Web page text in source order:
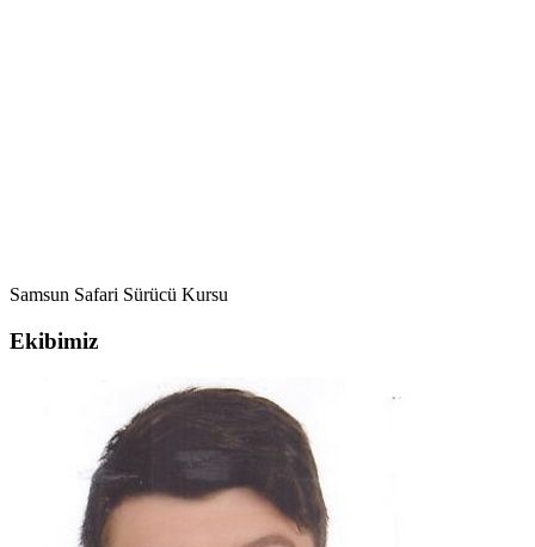
Samsun Safari Sürücü Kursu
Ekibimiz